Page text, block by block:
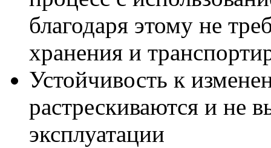
благодаря этому не
хранения и
Устойчивость к
растрескиваются и не
эксплуатации